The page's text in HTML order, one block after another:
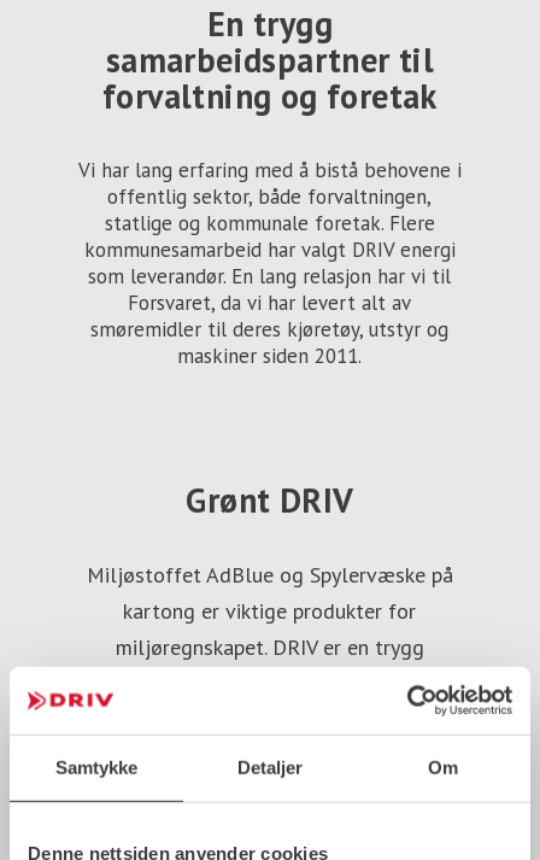
Samtykke Detaljer Om
Denne nettsiden anvender cookies
En trygg
samarbeidspartner til
forvaltning og foretak
Vi har lang erfaring med å bistå behovene i
offentlig sektor, både forvaltningen,
statlige og kommunale foretak. Flere
kommunesamarbeid har valgt DRIV energi
som leverandør. En lang relasjon har vi til
Forsvaret, da vi har levert alt av
smøremidler til deres kjøretøy, utstyr og
maskiner siden 2011.
Grønt DRIV
Miljøstoffet AdBlue og Spylervæske på
kartong er viktige produkter for
miljøregnskapet. DRIV er en trygg
partner, vi er ISO-sertifisert både på
kvalitet og miljø. Og vi jobber aktivt
med bærekraftsmålene; 10. Mindre